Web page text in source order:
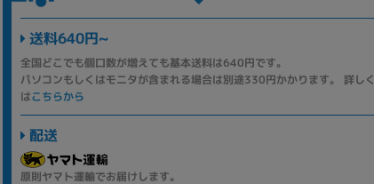
送料640円~
全国どこでも個口数が増えても基本送料は640円です。
パソコンもしくはモニタが含まれる場合は別途330円かかります。 詳しく
はこちらから
配送
原則ヤマト運輸でお届けします。